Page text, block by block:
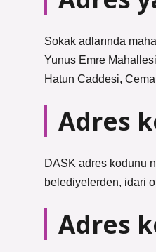
Sokak adlarında
Yunus Emre
Hatun Caddesi,
Adres
DASK adres kodunu
belediyelerden, idari
Adres